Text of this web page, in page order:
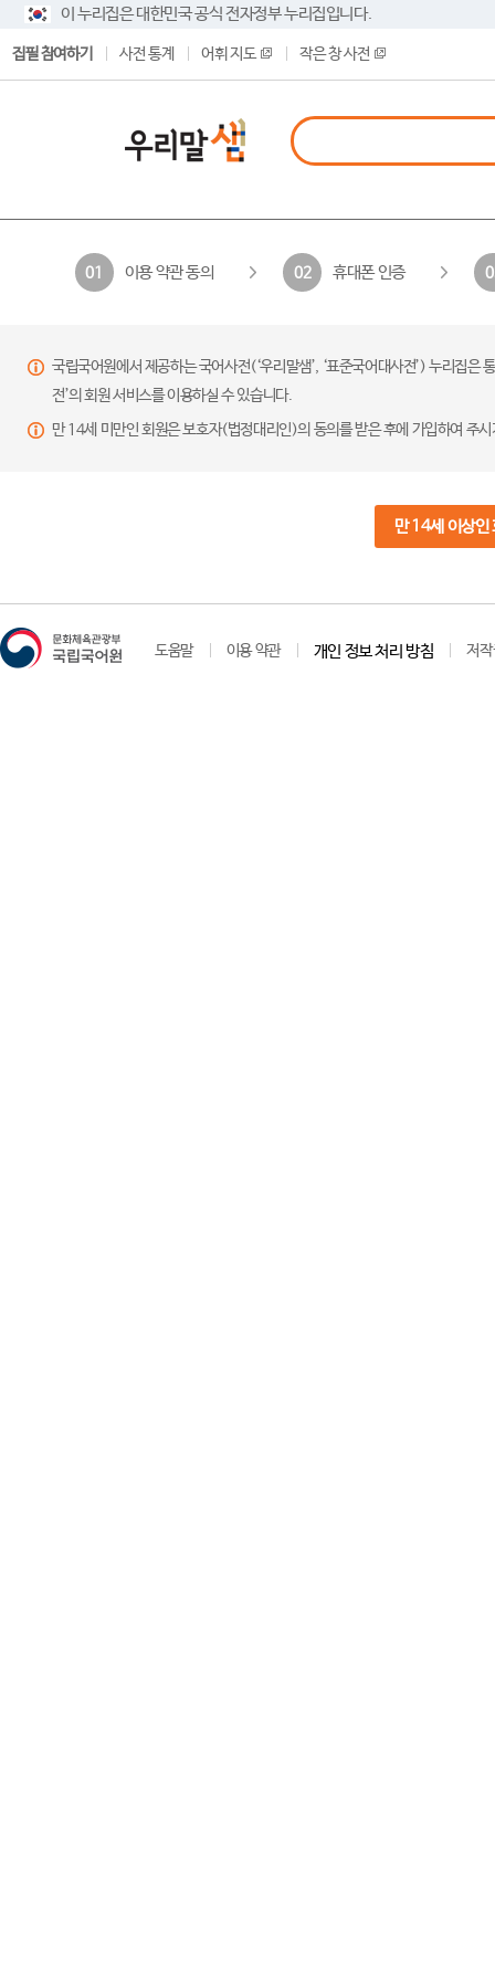
이 누리집은 대한민국 공식 전자정부 누리집입니다.
집필 참여하기 사전 통계 어휘 지도 작은 창 사전
01 이용 약관 동의 02 휴대폰 인증
국립국어원에서 제공하는 국어사전(‘우리말샘’, ‘표준국어대사전’) 누리집
전’의 회원 서비스를 이용하실 수 있습니다.
만 14세 미만인 회원은 보호자(법정대리인)의 동의를 받은 후에 가입하여 주
만 14세 이상인
도움말 이용 약관 개인 정보 처리 방침 저